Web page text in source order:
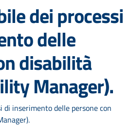
dei processi
delle
disabilità
Manager).
di inserimento delle persone con